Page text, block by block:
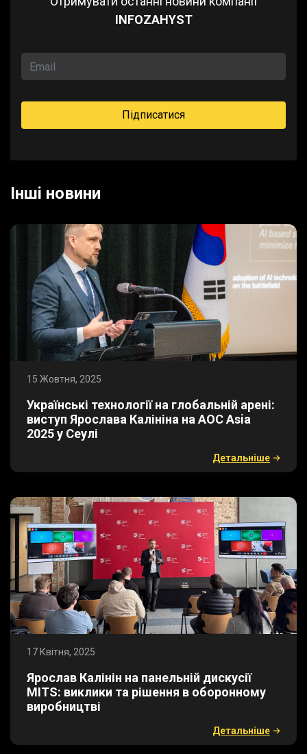
INFOZAHYST
Iншi новини
15 Жовтня, 2025
​Українські технології на глобальній арені:
виступ Ярослава Калініна на AOC Asia
2025 у Сеулі
Детальнiше
17 Квітня, 2025
​Ярослав Калінін на панельній дискусії
MITS: виклики та рішення в оборонному
виробництві
Детальнiше